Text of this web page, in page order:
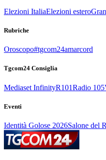
Elezioni ItaliaElezioni estero
Rubriche
Oroscopo#tgcom24amarcord
Tgcom24 Consiglia
Mediaset InfinityR101Radio 105
Eventi
Identità Golose 2026Salone del